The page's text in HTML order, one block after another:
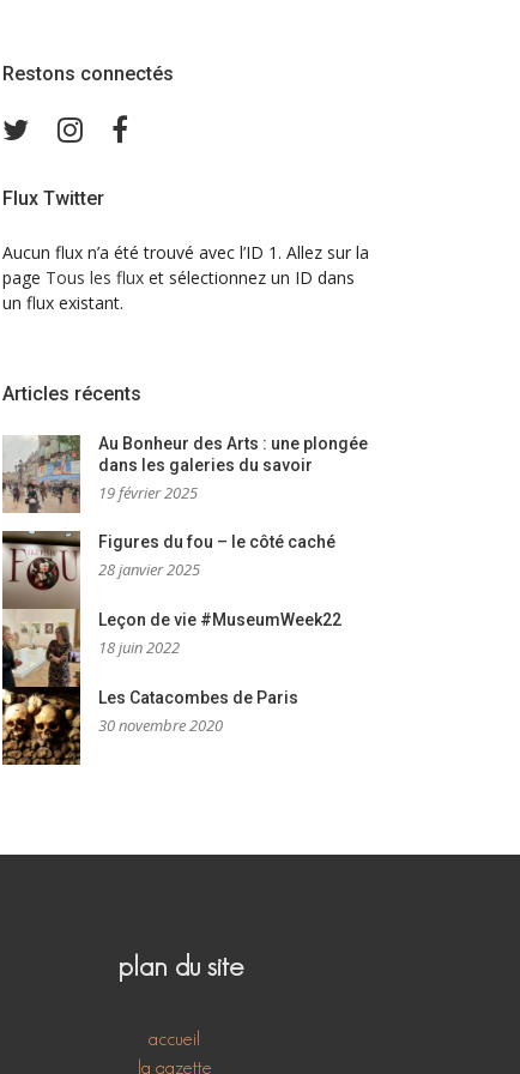
Restons connectés
TwitterInstagram
Flux Twitter
Aucun flux n’a été trouvé avec l’ID 1. Allez sur la
page Tous les flux et sélectionnez un ID dans
un flux existant.
Articles récents
Au Bonheur des Arts : une plongée
dans les galeries du savoir
19 février 2025
Figures du fou – le côté caché
28 janvier 2025
Leçon de vie #MuseumWeek22
18 juin 2022
Les Catacombes de Paris
30 novembre 2020
plan du site
accueil
la gazette